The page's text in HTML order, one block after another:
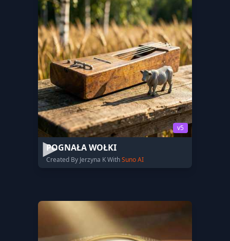
v5
POGNAŁA WOŁKI
Created By Jerzyna K WithSuno AI